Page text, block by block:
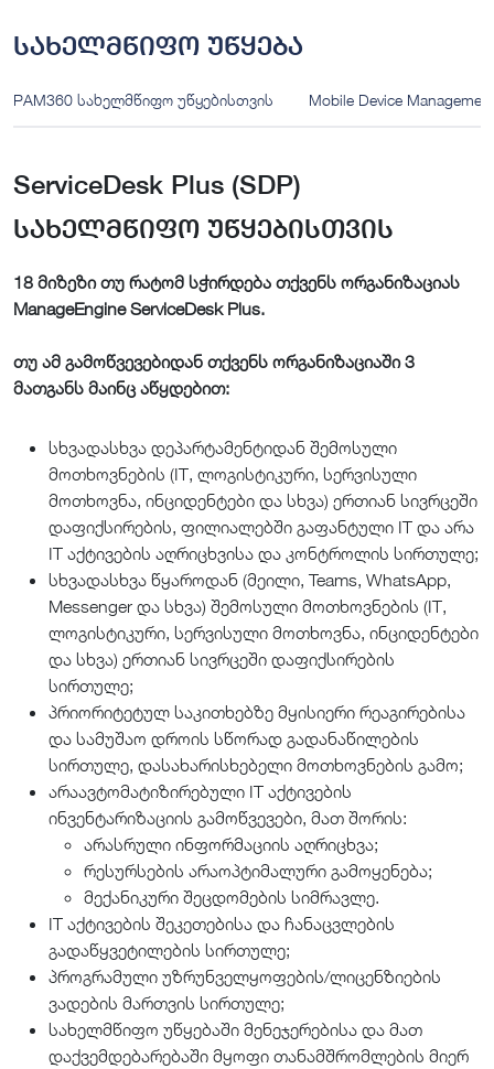
სახელმწიფო უწყება
PAM360 სახელმწიფო უწყებისთვის Mobile Device
ServiceDesk Plus (SDP)
სახელმწიფო უწყებისთვის
18 მიზეზი თუ რატომ სჭირდება თქვენს ორგანიზაციას
ManageEngine ServiceDesk Plus.
თუ ამ გამოწვევებიდან თქვენს ორგანიზაციაში 3
მათგანს მაინც აწყდებით:
სხვადასხვა დეპარტამენტიდან შემოსული
მოთხოვნების (IT, ლოგისტიკური, სერვისული
მოთხოვნა, ინციდენტები და სხვა) ერთიან სივრცეში
დაფიქსირების, ფილიალებში გაფანტული IT და არა
IT აქტივების აღრიცხვისა და კონტროლის სირთულე;
სხვადასხვა წყაროდან (მეილი, Teams, WhatsApp,
Messenger და სხვა) შემოსული მოთხოვნების (IT,
ლოგისტიკური, სერვისული მოთხოვნა, ინციდენტები
და სხვა) ერთიან სივრცეში დაფიქსირების
სირთულე;
პრიორიტეტულ საკითხებზე მყისიერი რეაგირებისა
და სამუშაო დროის სწორად გადანაწილების
სირთულე, დასახარისხებელი მოთხოვნების გამო;
არაავტომატიზირებული IT აქტივების
ინვენტარიზაციის გამოწვევები, მათ შორის:
არასრული ინფორმაციის აღრიცხვა;
რესურსების არაოპტიმალური გამოყენება;
მექანიკური შეცდომების სიმრავლე.
IT აქტივების შეკეთებისა და ჩანაცვლების
გადაწყვეტილების სირთულე;
პროგრამული უზრუნველყოფების/ლიცენზიების
ვადების მართვის სირთულე;
სახელმწიფო უწყებაში მენეჯერებისა და მათ
დაქვემდებარებაში მყოფი თანამშრომლების მიერ